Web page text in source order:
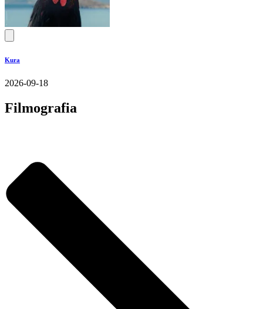
Kura
2026-09-18
Filmografia